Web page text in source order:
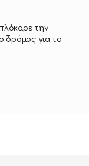
την
δρόμος για το